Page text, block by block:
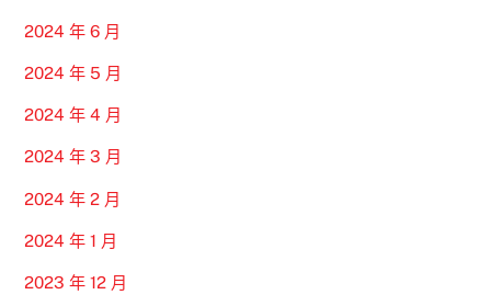
2024 年 6 月
2024 年 5 月
2024 年 4 月
2024 年 3 月
2024 年 2 月
2024 年 1 月
2023 年 12 月